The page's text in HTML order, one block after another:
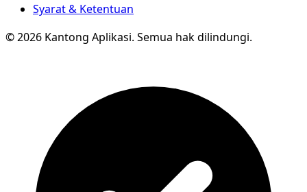
Syarat & Ketentuan
© 2026 Kantong Aplikasi. Semua hak dilindungi.